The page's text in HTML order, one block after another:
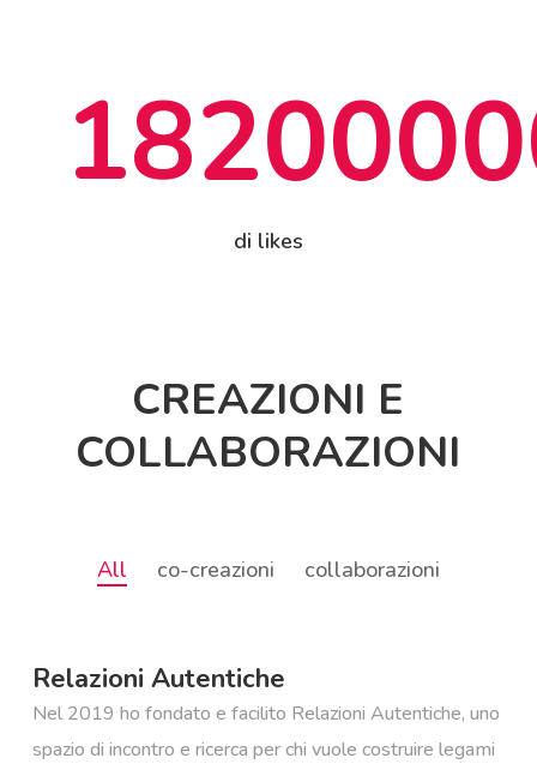
di likes
CREAZIONI E
COLLABORAZIONI
All co-creazioni collaborazioni
Relazioni Autentiche
Nel 2019 ho fondato e facilito Relazioni Autentiche, uno
spazio di incontro e ricerca per chi vuole costruire legami